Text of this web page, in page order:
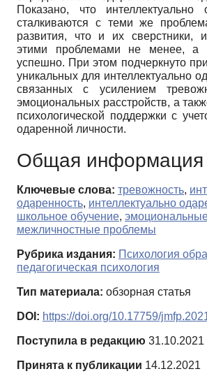
Показано, что интеллектуально
сталкиваются с теми же
развития, что и их сверстники,
этими проблемами не менее, а
успешно. При этом подчеркнуто
уникальных для интеллектуально
связанных с усилением
эмоциональных расстройств, а
психологической поддержки с
одаренной личности.
Общая информация
Ключевые слова: тревожность,
одаренность, интеллектуально
школьное обучение,
межличностные проблемы
Рубрика издания: Психология
педагогическая психология
Тип материала: обзорная статья
DOI: https://doi.org/10.17759/
Поступила в редакцию 31.10.2021
Принята к публикации 14.12.2021